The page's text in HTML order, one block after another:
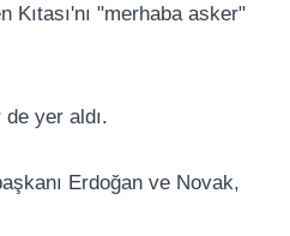
Kıtası'nı "merhaba asker"
yer aldı.
Erdoğan ve Novak,